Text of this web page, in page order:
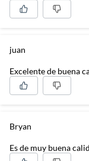
juan
Excelente de buena
Bryan
Es de muy buena